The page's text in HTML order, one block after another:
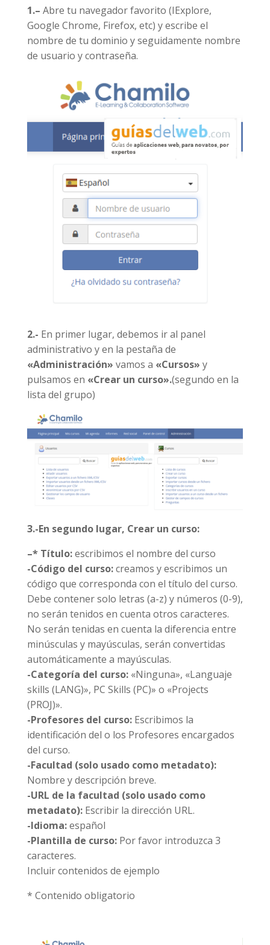
1.– Abre tu navegador favorito (IExplore,
Google Chrome, Firefox, etc) y escribe el
nombre de tu dominio y seguidamente nombre
de usuario y contraseña.
2.- En primer lugar, debemos ir al panel
administrativo y en la pestaña de
«Administración» vamos a «Cursos» y
pulsamos en «Crear un curso».(segundo en la
lista del grupo)
3.-En segundo lugar, Crear un curso:
–*Título:escribimos el nombre del curso
-Código del curso:creamos y escribimos un
código que corresponda con el título del curso.
Debe contener solo letras (a-z) y números (0-9),
no serán tenidos en cuenta otros caracteres.
No serán tenidas en cuenta la diferencia entre
minúsculas y mayúsculas, serán convertidas
automáticamente a mayúsculas.
-Categoría del curso:«Ninguna», «Languaje
skills (LANG)», PC Skills (PC)» o «Projects
(PROJ)».
-Profesores del curso:Escribimos la
identificación del o los Profesores encargados
del curso.
-Facultad (solo usado como metadato):
Nombre y descripción breve.
-URL de la facultad (solo usado como
metadato):Escribir la dirección URL.
-Idioma:español
-Plantilla de curso: Por favor introduzca 3
caracteres.
Incluir contenidos de ejemplo
* Contenido obligatorio